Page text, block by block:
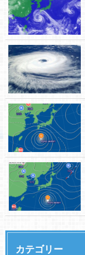
カテゴリー